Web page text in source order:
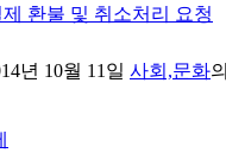
환불 및 취소처리 요청
년 10월 11일 사회,문화의